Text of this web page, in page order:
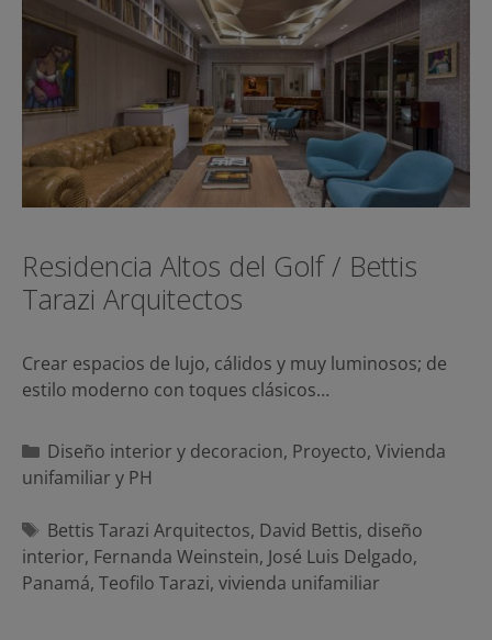
Residencia Altos del Golf / Bettis
Tarazi Arquitectos
Crear espacios de lujo, cálidos y muy luminosos; de
estilo moderno con toques clásicos…
Categorías
Diseño interior y decoracion, Proyecto, Vivienda
unifamiliar y PH
Etiquetas
Bettis Tarazi Arquitectos, David Bettis, diseño
interior, Fernanda Weinstein, José Luis Delgado,
Panamá, Teofilo Tarazi, vivienda unifamiliar